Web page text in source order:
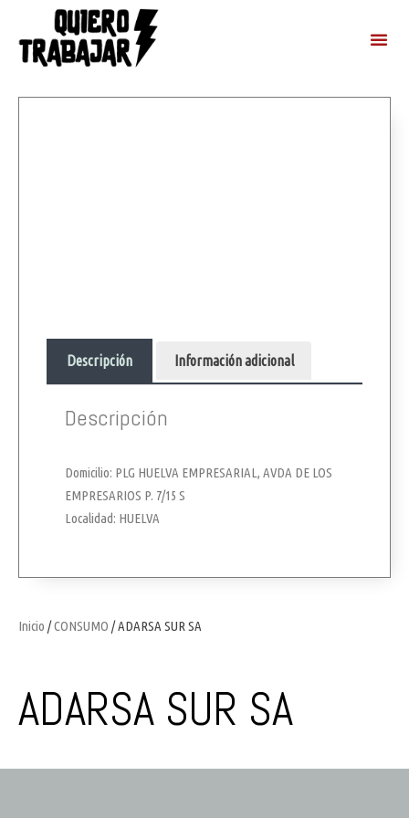
Inicio /CONSUMO / ADARSA SUR SA
ADARSA SUR SA
Descripción Información adicional
Descripción
Domicilio: PLG HUELVA EMPRESARIAL, AVDA DE LOS
EMPRESARIOS P. 7/15 S
Localidad: HUELVA